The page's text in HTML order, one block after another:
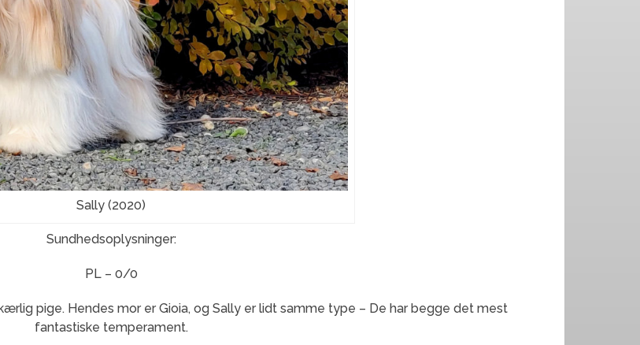
Sally (2020)
Sundhedsoplysninger:
PL – 0/0
pige. Hendes mor er Gioia, og Sally er lidt samme type – De har begge det mest
fantastiske temperament.